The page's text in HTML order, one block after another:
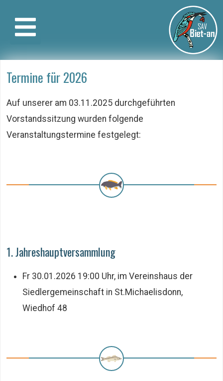
Termine für 2026
Auf unserer am ­­­03.11.2025 durchgeführten
Vorstandssitzung wurden folgende
Veranstaltungstermine festgelegt:
1. Jahreshauptversammlung
Fr 30.01.2026 19:00 Uhr, im Vereinshaus der
Siedlergemeinschaft in St.Michaelisdonn,
Wiedhof 48